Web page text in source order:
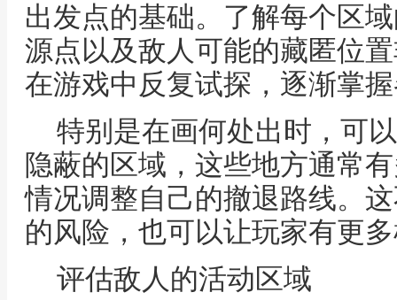
出发点的基础。了解每个区
源点以及敌人可能的藏匿位
在游戏中反复试探，逐渐掌
特别是在画何处出时，可
隐蔽的区域，这些地方通常
情况调整自己的撤退路线。
的风险，也可以让玩家有更
评估敌人的活动区域